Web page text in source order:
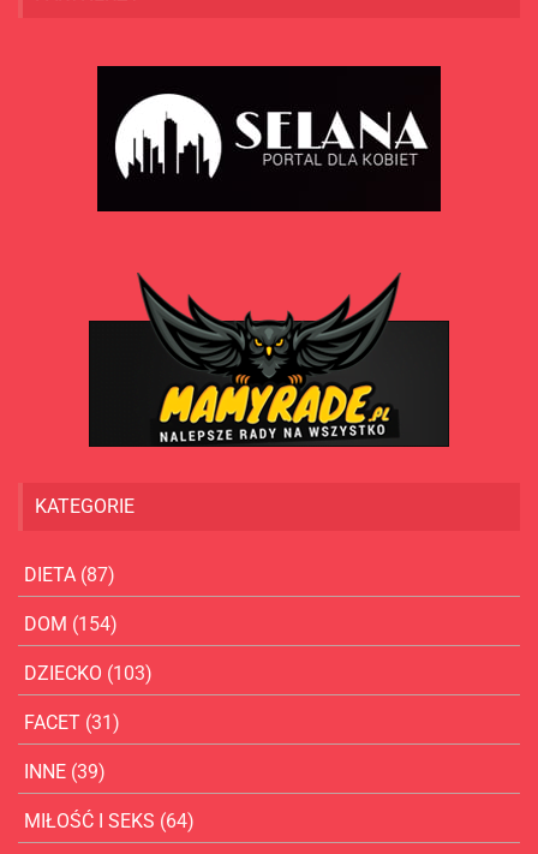
KATEGORIE
DIETA (87)
DOM (154)
DZIECKO (103)
FACET (31)
INNE (39)
MIŁOŚĆ I SEKS (64)